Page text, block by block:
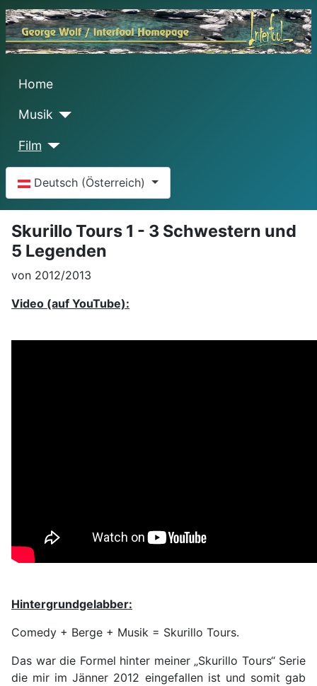
Home
Musik
Film
Sprache auswählen
Deutsch (Österreich)
Skurillo Tours 1 - 3 Schwestern und
5 Legenden
von 2012/2013
Video (auf YouTube):
Hintergrundgelabber:
Comedy + Berge + Musik = Skurillo Tours.
Das war die Formel hinter meiner „Skurillo Tours“ Serie
die mir im Jänner 2012 eingefallen ist und somit gab